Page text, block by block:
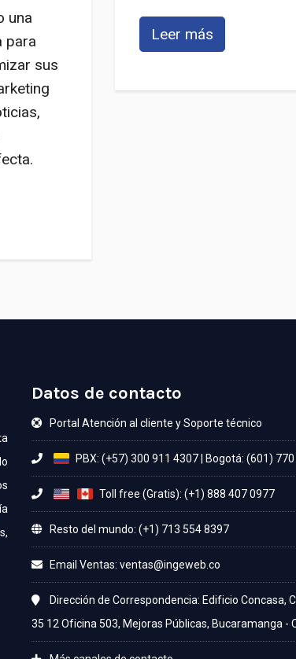
una
para
sus
Leer más
Datos de contacto
Portal Atención al cliente y Soporte técnico
PBX: (+57) 300 911 4307 Bogotá: (601)
Toll free (Gratis): (+1) 888 407 0977
Resto del mundo: (+1) 713 554 8397
Email Ventas:
Dirección de Correspondencia: Edificio Concasa,
35 12 Oficina 503, Mejoras Públicas, Bucaramanga -